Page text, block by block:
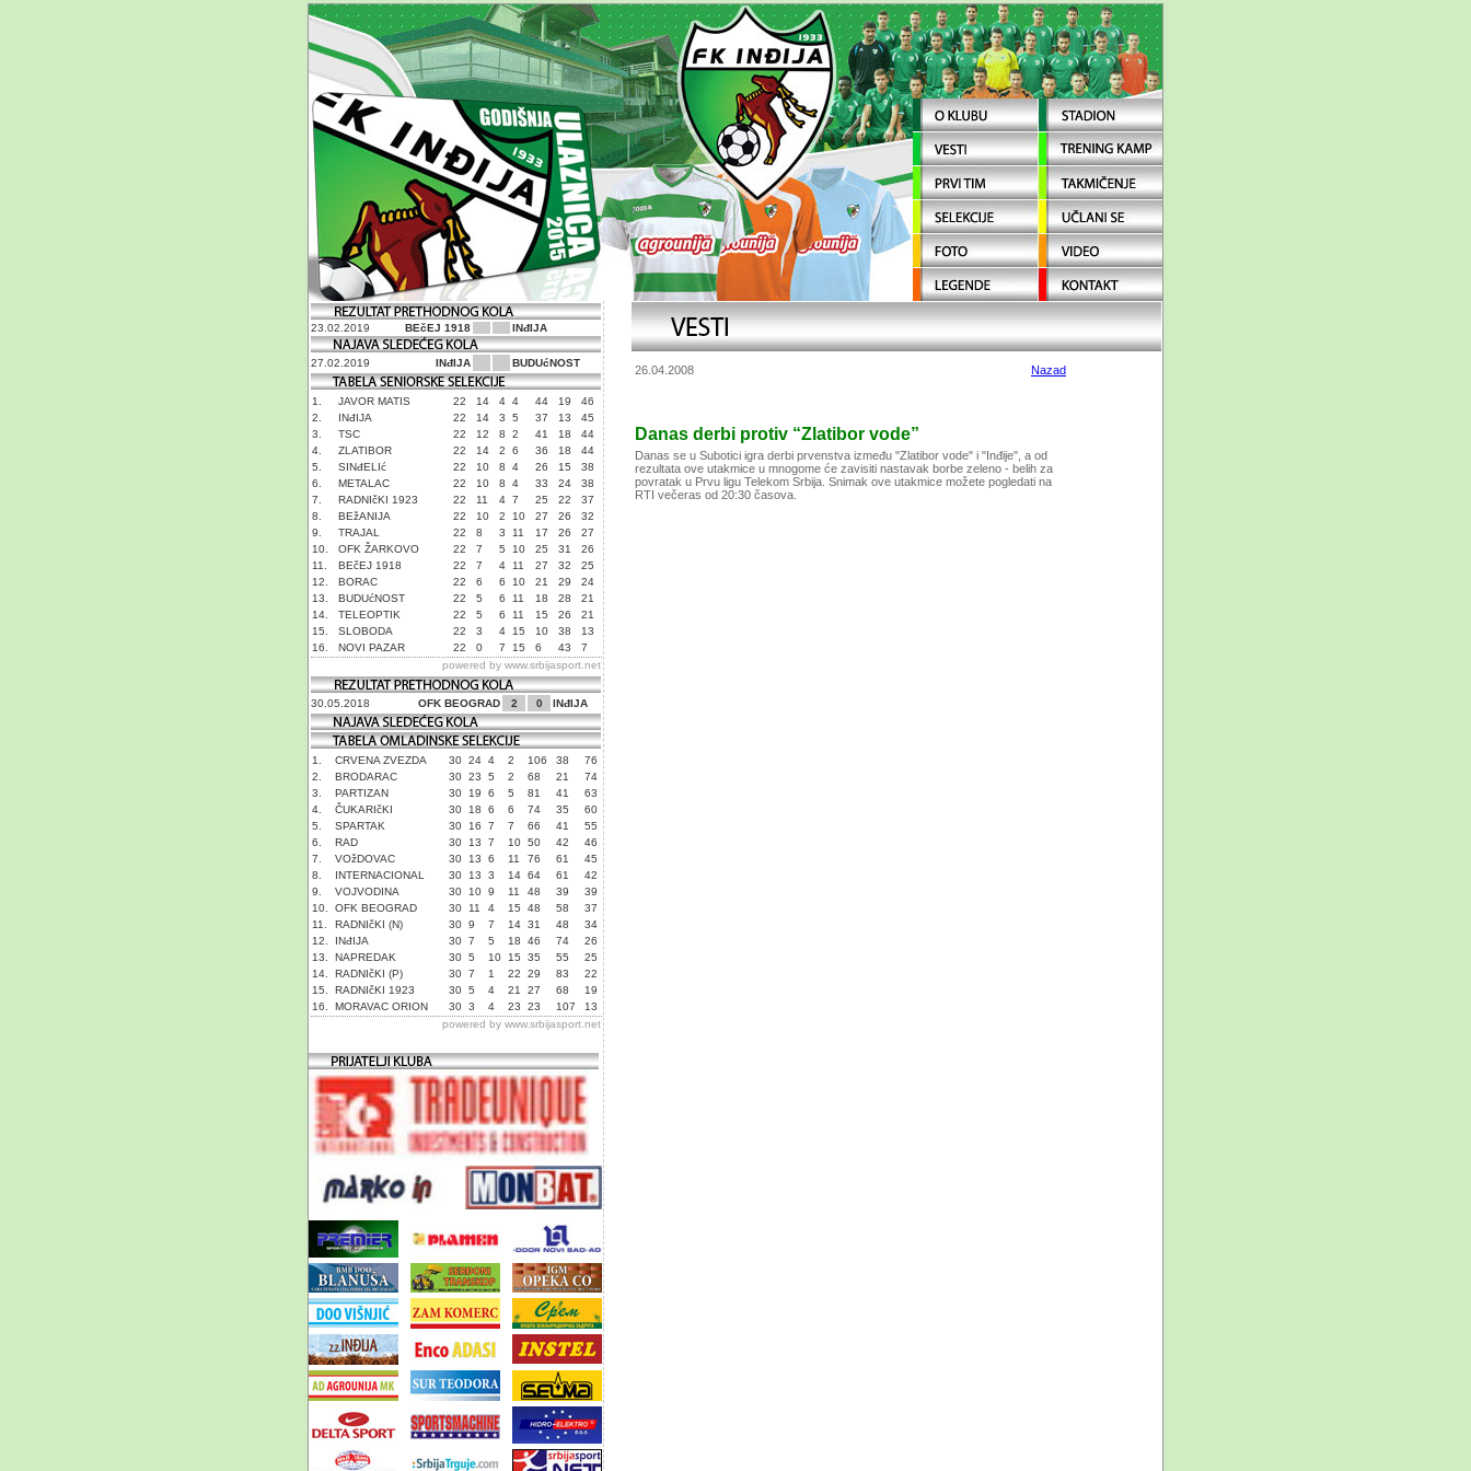
23.02.2019 BEčEJ 1918 INđIJA
27.02.2019 INđIJA BUDUćNOST
1. JAVOR MATIS 22 14 4 4 44 19
46
2.
INđIJA 22 14 3 5 37 13
45
3.
TSC 22 12 8 2 41 18
44
4.
ZLATIBOR 22 14 2 6 36 18
44
5.
SINđELIć 22 10 8 4 26 15
38
6.
METALAC 22 10 8 4 33 24
38
7.
RADNIčKI 1923 22 11 4 7 25 22
37
8.
BEžANIJA 22 10 2 10 27 26
32
9.
TRAJAL 22 8 3 11 17 26
27
10.
OFK ŽARKOVO 22 7 5 10 25 31
26
11.
BEčEJ 1918 22 7 4 11 27 32
25
12.
BORAC 22 6 6 10 21 29
24
13.
BUDUćNOST 22 5 6 11 18 28
21
14.
TELEOPTIK 22 5 6 11 15 26
21
15.
SLOBODA 22 3 4 15 10 38
13
16.
NOVI PAZAR 22 0 7 15 6 43
7
powered by www.srbijasport.net
30.05.2018 OFK BEOGRAD 2 0 INđIJA
1. CRVENA ZVEZDA 30 24 4 2 106 38
76
2.
BRODARAC 30 23 5 2 68 21
74
3.
PARTIZAN 30 19 6 5 81 41
63
4.
ČUKARIčKI 30 18 6 6 74 35
60
5.
SPARTAK 30 16 7 7 66 41
55
6.
RAD 30 13 7 10 50 42
46
7.
VOžDOVAC 30 13 6 11 76 61
45
8.
INTERNACIONAL 30 13 3 14 64 61
42
9.
VOJVODINA 30 10 9 11 48 39
39
10.
OFK BEOGRAD 30 11 4 15 48 58
37
11.
RADNIčKI (N) 30 9 7 14 31 48
34
12.
INđIJA 30 7 5 18 46 74
26
13.
NAPREDAK 30 5 10 15 35 55
25
14.
RADNIčKI (P) 30 7 1 22 29 83
22
15.
RADNIčKI 1923 30 5 4 21 27 68
19
16.
MORAVAC ORION 30 3 4 23 23 107
13
powered by www.srbijasport.net
26.04.2008 Nazad
Danas derbi protiv “Zlatibor vode”
Danas se u Subotici igra derbi prvenstva između "Zlatibor vode" i "Inđije", a od
rezultata ove utakmice u mnogome će zavisiti nastavak borbe zeleno - belih za
povratak u Prvu ligu Telekom Srbija. Snimak ove utakmice možete pogledati na
RTI večeras od 20:30 časova.